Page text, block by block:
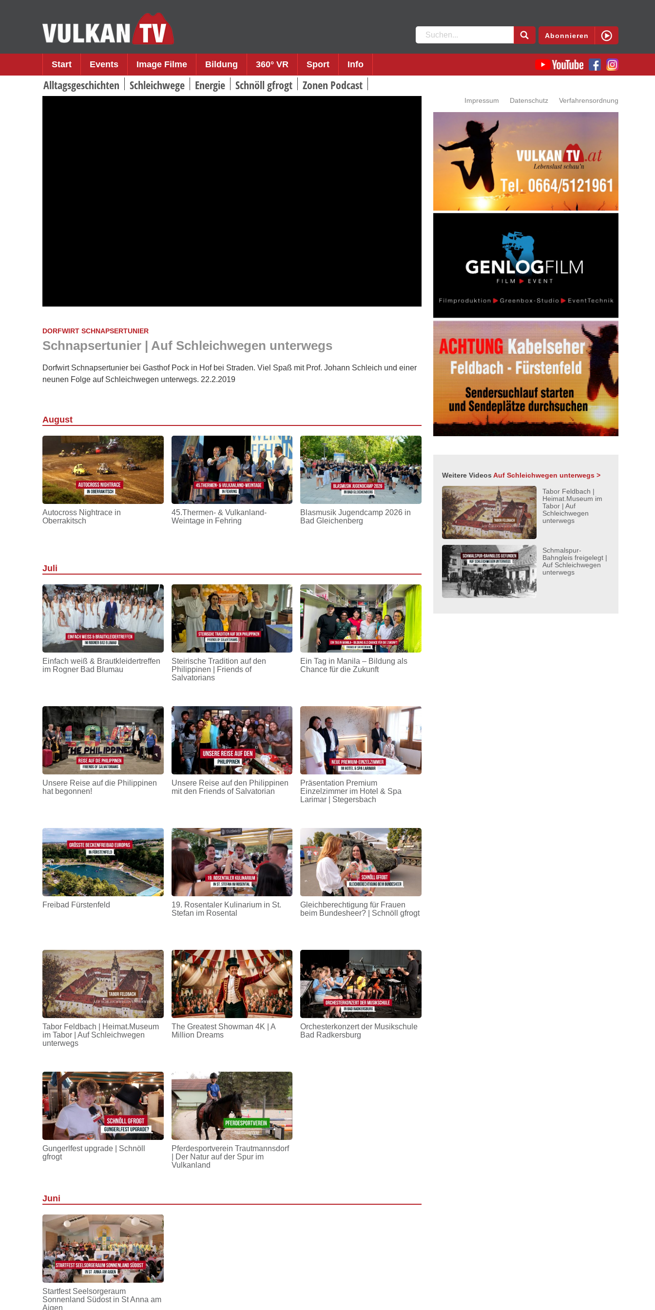
Suchen
nach:
Abonnieren
Start Events Image Filme Bildung 360° VR Sport Info
Alltagsgeschichten Schleichwege Energie Schnöll gfrogt Zonen Podcast
DORFWIRT SCHNAPSERTUNIER
Schnapsertunier | Auf Schleichwegen unterwegs
Dorfwirt Schnapsertunier bei Gasthof Pock in Hof bei Straden. Viel Spaß mit Prof. Johann Schleich und einer
neunen Folge auf Schleichwegen unterwegs. 22.2.2019
August
Autocross Nightrace in
Oberrakitsch
45.Thermen- & Vulkanland-
Weintage in Fehring
Blasmusik Jugendcamp 2026 in
Bad Gleichenberg
Juli
Einfach weiß & Brautkleidertreffen
im Rogner Bad Blumau
Steirische Tradition auf den
Philippinen | Friends of
Salvatorians
Ein Tag in Manila – Bildung als
Chance für die Zukunft
Unsere Reise auf die Philippinen
hat begonnen!
Unsere Reise auf den Philippinen
mit den Friends of Salvatorian
Präsentation Premium
Einzelzimmer im Hotel & Spa
Larimar | Stegersbach
Freibad Fürstenfeld
19. Rosentaler Kulinarium in St.
Stefan im Rosental
Gleichberechtigung für Frauen
beim Bundesheer? | Schnöll gfrogt
Tabor Feldbach | Heimat.Museum
im Tabor | Auf Schleichwegen
unterwegs
The Greatest Showman 4K | A
Million Dreams
Orchesterkonzert der Musikschule
Bad Radkersburg
Gungerlfest upgrade | Schnöll
gfrogt
Pferdesportverein Trautmannsdorf
| Der Natur auf der Spur im
Vulkanland
Juni
Startfest Seelsorgeraum
Sonnenland Südost in St Anna am
Aigen
Impressum Datenschutz Verfahrensordnung
Weitere Videos Auf Schleichwegen unterwegs >
Tabor Feldbach |
Heimat.Museum im
Tabor | Auf
Schleichwegen
unterwegs
Schmalspur-
Bahngleis freigelegt |
Auf Schleichwegen
unterwegs